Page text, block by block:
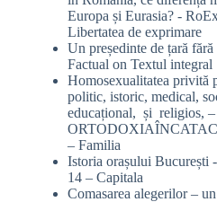
Europa și Eurasia? -
Libertatea de exprimare
Un președinte de țară
Factual on Textul integral
Homosexualitatea privită
politic, istoric, medical,
educațional, și religios, –
– Familia
Istoria orașului București
14 – Capitala
Comasarea alegerilor –